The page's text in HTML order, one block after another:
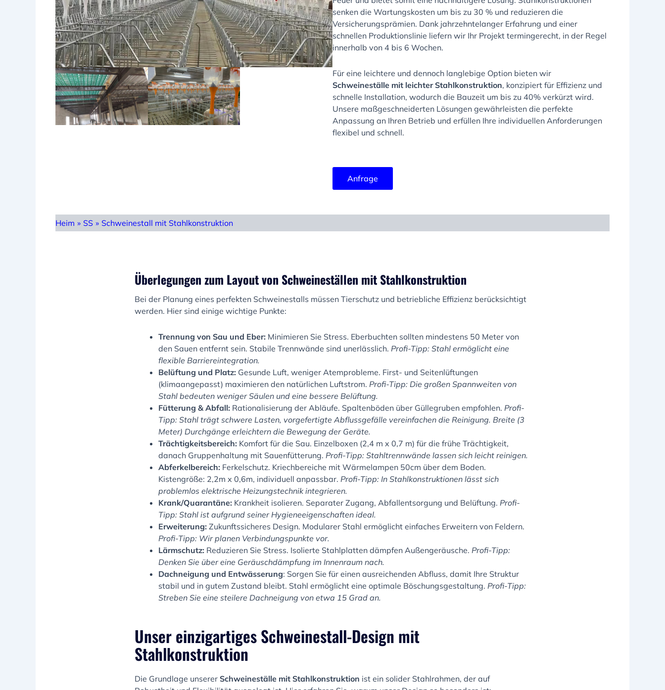
senken die Wartungskosten um bis zu 30 % und reduzieren die
Versicherungsprämien. Dank jahrzehntelanger Erfahrung und einer
schnellen Produktionslinie liefern wir Ihr Projekt termingerecht, in der Regel
innerhalb von 4 bis 6 Wochen.
Für eine leichtere und dennoch langlebige Option bieten wir
Schweineställe mit leichter Stahlkonstruktion, konzipiert für Effizienz und
schnelle Installation, wodurch die Bauzeit um bis zu 40% verkürzt wird.
Unsere maßgeschneiderten Lösungen gewährleisten die perfekte
Anpassung an Ihren Betrieb und erfüllen Ihre individuellen Anforderungen
flexibel und schnell.
Anfrage
Heim » SS » Schweinestall mit Stahlkonstruktion
Überlegungen zum Layout von Schweineställen mit Stahlkonstruktion
Bei der Planung eines perfekten Schweinestalls müssen Tierschutz und betriebliche Effizienz berücksichtigt
werden. Hier sind einige wichtige Punkte:
Trennung von Sau und Eber: Minimieren Sie Stress. Eberbuchten sollten mindestens 50 Meter von
den Sauen entfernt sein. Stabile Trennwände sind unerlässlich. Profi-Tipp: Stahl ermöglicht eine
flexible Barriereintegration.
Belüftung und Platz: Gesunde Luft, weniger Atemprobleme. First- und Seitenlüftungen
(klimaangepasst) maximieren den natürlichen Luftstrom. Profi-Tipp: Die großen Spannweiten von
Stahl bedeuten weniger Säulen und eine bessere Belüftung.
Fütterung & Abfall: Rationalisierung der Abläufe. Spaltenböden über Güllegruben empfohlen. Profi-
Tipp: Stahl trägt schwere Lasten, vorgefertigte Abflussgefälle vereinfachen die Reinigung. Breite (3
Meter) Durchgänge erleichtern die Bewegung der Geräte.
Trächtigkeitsbereich: Komfort für die Sau. Einzelboxen (2,4 m x 0,7 m) für die frühe Trächtigkeit,
danach Gruppenhaltung mit Sauenfütterung. Profi-Tipp: Stahltrennwände lassen sich leicht reinigen.
Abferkelbereich: Ferkelschutz. Kriechbereiche mit Wärmelampen 50cm über dem Boden.
Kistengröße: 2,2m x 0,6m, individuell anpassbar. Profi-Tipp: In Stahlkonstruktionen lässt sich
problemlos elektrische Heizungstechnik integrieren.
Krank/Quarantäne: Krankheit isolieren. Separater Zugang, Abfallentsorgung und Belüftung. Profi-
Tipp: Stahl ist aufgrund seiner Hygieneeigenschaften ideal.
Erweiterung: Zukunftssicheres Design. Modularer Stahl ermöglicht einfaches Erweitern von Feldern.
Profi-Tipp: Wir planen Verbindungspunkte vor.
Lärmschutz: Reduzieren Sie Stress. Isolierte Stahlplatten dämpfen Außengeräusche. Profi-Tipp:
Denken Sie über eine Geräuschdämpfung im Innenraum nach.
Dachneigung und Entwässerung: Sorgen Sie für einen ausreichenden Abfluss, damit Ihre Struktur
stabil und in gutem Zustand bleibt. Stahl ermöglicht eine optimale Böschungsgestaltung. Profi-Tipp:
Streben Sie eine steilere Dachneigung von etwa 15 Grad an.
Unser einzigartiges Schweinestall-Design mit
Stahlkonstruktion
Die Grundlage unserer Schweineställe mit Stahlkonstruktion ist ein solider Stahlrahmen, der auf